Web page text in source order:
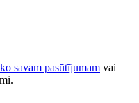
savam pasūtījumam vai